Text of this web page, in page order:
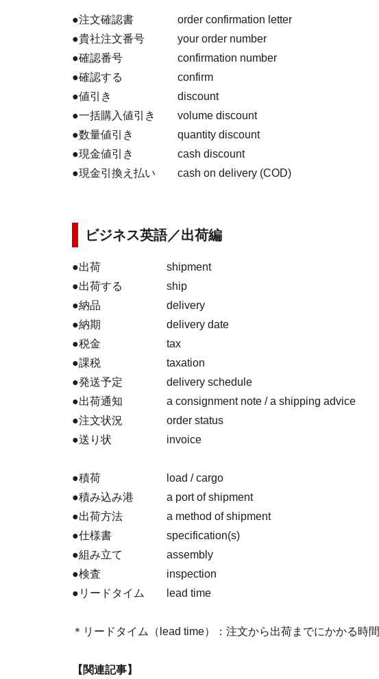
●注文確認書 order confirmation letter
●貴社注文番号 your order number
●確認番号 confirmation number
●確認する confirm
●値引き discount
●一括購入値引き volume discount
●数量値引き quantity discount
●現金値引き cash discount
●現金引換え払い cash on delivery (COD)
ビジネス英語／出荷編
●出荷 shipment
●出荷する ship
●納品 delivery
●納期 delivery date
●税金 tax
●課税 taxation
●発送予定 delivery schedule
●出荷通知 a consignment note / a shipping advice
●注文状況 order status
●送り状 invoice
●積荷 load / cargo
●積み込み港 a port of shipment
●出荷方法 a method of shipment
●仕様書 specification(s)
●組み立て assembly
●検査 inspection
●リードタイム lead time
＊リードタイム（lead time）：注文から出荷までにかかる時間
【関連記事】